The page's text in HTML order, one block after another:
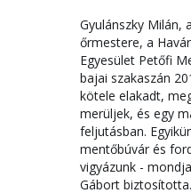
Gyulánszky Milán,
őrmestere, a
Egyesület Petőfi
bajai szakaszán
kötele elakadt,
merüljek, és egy
feljutásban.
mentőbúvár és
vigyázunk -
Gábort